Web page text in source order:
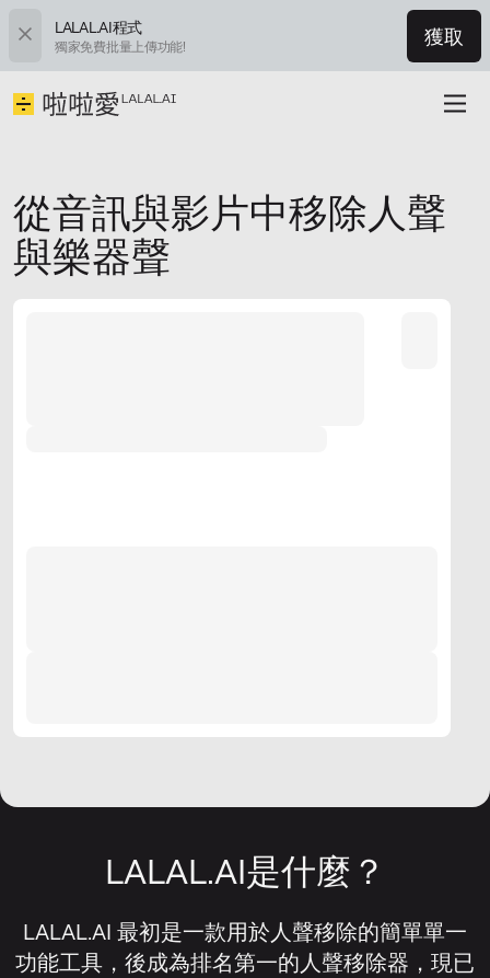
LALAL.AI程式
獨家免費批量上傳功能! 獲取
從音訊與影片中移除人聲
與樂器聲
LALAL.AI是什麼？
LALAL.AI 最初是一款用於人聲移除的簡單單一
功能工具，後成為排名第一的人聲移除器，現已